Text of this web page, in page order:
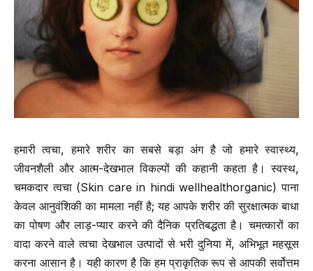
हमारी त्वचा, हमारे शरीर का सबसे बड़ा अंग है जो हमारे स्वास्थ्य,
जीवनशैली और आत्म-देखभाल विकल्पों की कहानी कहता है। स्वस्थ,
चमकदार त्वचा (Skin care in hindi wellhealthorganic) पाना
केवल आनुवंशिकी का मामला नहीं है; यह आपके शरीर की सुरक्षात्मक बाधा
का पोषण और लाड़-प्यार करने की दैनिक प्रतिबद्धता है। चमत्कारों का
वादा करने वाले त्वचा देखभाल उत्पादों से भरी दुनिया में, अभिभूत महसूस
करना आसान है। यही कारण है कि हम प्राकृतिक रूप से आपकी सर्वोत्तम